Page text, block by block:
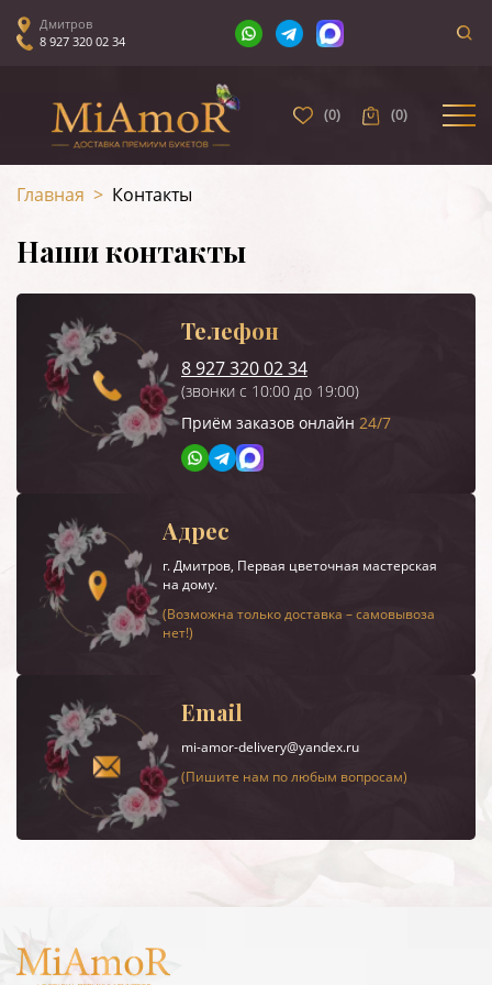
Дмитров
8 927 320 02 34
(0) (0)
Главная > Контакты
Наши контакты
Телефон
8 927 320 02 34
(звонки с 10:00 до 19:00)
Приём заказов онлайн 24/7
Адрес
г.Дмитров, Первая цветочная мастерская
на дому.
(Возможна только доставка – самовывоза
нет!)
Email
mi-amor-delivery@yandex.ru
(Пишите нам по любым вопросам)